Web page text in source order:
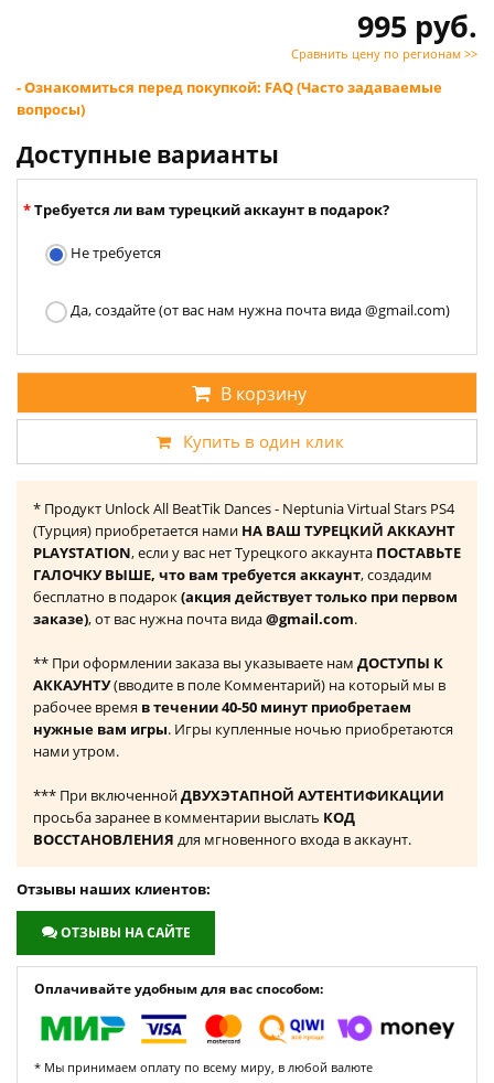
995 руб.
Сравнить цену по регионам >>
- Ознакомиться перед покупкой: FAQ (Часто задаваемые
вопросы)
Доступные варианты
Требуется ли вам турецкий аккаунт в подарок?
Не требуется
Да, создайте (от вас нам нужна почта вида @gmail.com)
В корзину
Купить в один клик
* Продукт Unlock All BeatTik Dances - Neptunia Virtual Stars PS4
(Турция) приобретается нами НА ВАШ ТУРЕЦКИЙ АККАУНТ
PLAYSTATION, если у вас нет Турецкого аккаунта ПОСТАВЬТЕ
ГАЛОЧКУ ВЫШЕ, что вам требуется аккаунт, создадим
бесплатно в подарок(акция действует только при первом
заказе), от вас нужна почта вида@gmail.com.
** При оформлении заказа вы указываете нам ДОСТУПЫ К
АККАУНТУ(вводите в поле Комментарий) на который мы в
рабочее время в течении 40-50 минут приобретаем
нужные вам игры. Игры купленные ночью приобретаются
нами утром.
*** При включеннойДВУХЭТАПНОЙ АУТЕНТИФИКАЦИИ
просьба заранее в комментарии выслать КОД
ВОССТАНОВЛЕНИЯ для мгновенного входа в аккаунт.
Отзывы наших клиентов:
ОТЗЫВЫ НА САЙТЕ
Оплачивайте удобным для вас способом:
* Мы принимаем оплату по всему миру, в любой валюте